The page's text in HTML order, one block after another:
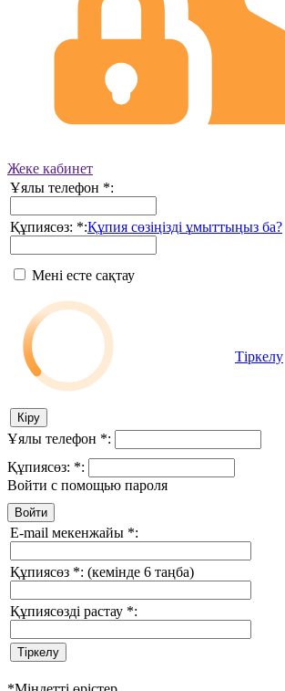
Жеке кабинет
Ұялы телефон *:
Құпиясөз: *:Құпия сөзіңізді ұмыттыңыз ба?
Мені есте сақтау
Тіркелу
Ұялы телефон *:
Құпиясөз: *:
Войти с помощью пароля
E-mail мекенжайы *:
Құпиясөз *: (кемінде 6 таңба)
Құпиясөзді растау *: